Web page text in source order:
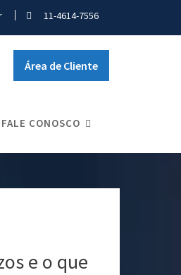
11-4614-7556
Área de Cliente
FALE CONOSCO
e o que